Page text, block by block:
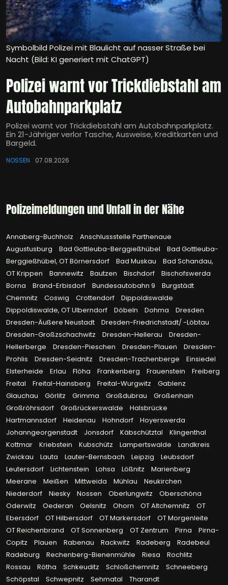
Symbolbild Polizei mit Blaulicht auf nasser Straße bei
Nacht (Bild: KI generiert mit ChatGPT)
Polizei warnt vor Trickdiebstahl am
Autobahnparkplatz
Polizei warnt vor Trickdiebstahl am Autobahnparkplatz.
Ein 21-Jähriger verlor Tasche, Ausweise, Kreditkarten und
Bargeld.
NOSSEN 07.08.2026
Polizeimeldungen und Unfall in der Nähe
Annaberg-Buchholz
Anschlussstelle Parthenaue
Augustusburg
Bad Gottleuba-Berggießhübel
Bad Gottleuba-
Berggießhübel, OT Börnersdorf
Bad Muskau
Bad Schandau,
OT Krippen
Bannewitz Bautzen Bischdorf
Bischofswerda
Borna
Brand-Erbisdorf Bundesautobahn 9
Burgstädt
Chemnitz
Coswig Crottendorf
Dippoldiswalde
Dippoldiswalde, OT Ulberndorf
Döbeln Dohma
Dresden
Dresden-Äußere Neustadt
Dresden-Friedrichstadt/ -Löbtau
Dresden-Großzschachwitz
Dresden-Hellerau
Dresden-
Hellerberge
Dresden-Pieschen Dresden-Plauen
Dresden-
Prohlis
Dresden-Seidnitz Dresden-Trachenberge
Einsiedel
Elsterheide
Erlau Flöha Frankenberg Frauenstein
Freiberg
Freital
Freital-Hainsberg Freital-Wurgwitz
Gablenz
Glauchau
Görlitz Grimma Großdubrau
Großenhain
Großröhrsdorf
Großrückerswalde
Halsbrücke
Hartmannsdorf
Heidenau Hohndorf
Hoyerswerda
Johanngeorgenstadt
Jonsdorf Käbschütztal
Klingenthal
Kottmar
Kriebstein Kubschütz Lampertswalde
Landkreis
Zwickau
Lauta Lauter-Bernsbach Leipzig
Leubsdorf
Leutersdorf
Lichtenstein Lohsa Lößnitz
Marienberg
Meerane
Meißen Mittweida Mühlau
Neukirchen
Niederdorf
Niesky Nossen Oberlungwitz
Oberschöna
Oderwitz
Oederan Oelsnitz Ohorn OT Altchemnitz
OT
Ebersdorf
OT Hilbersdorf OT Markersdorf
OT Morgenleite
OT Reichenbrand
OT Sonnenberg OT Zentrum Pirna
Pirna-
Copitz
Plauen Rabenau Rackwitz Radeberg
Radebeul
Radeburg
Rechenberg-Bienenmühle Riesa
Rochlitz
Rossau
Rötha Schkeuditz Schloßchemnitz
Schneeberg
Schöpstal
Schwepnitz Sehmatal
Tharandt